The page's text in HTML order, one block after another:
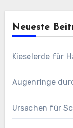
Neueste
Kieselerde für
Augenringe
Ursachen für